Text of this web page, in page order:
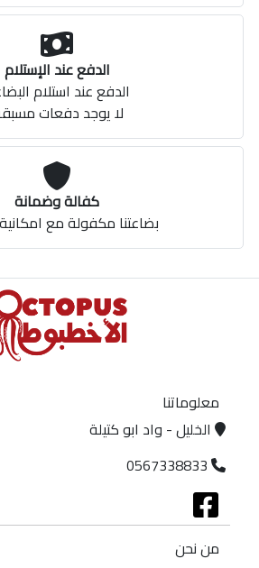
الدفع عند الإستلام
الدفع عند استلام
لا يوجد دفعات
كفالة وضمانة
بضاعتنا مكفولة مع امكانية
معلوماتنا
الخليل - واد ابو كتيلة
0567338833
من نحن